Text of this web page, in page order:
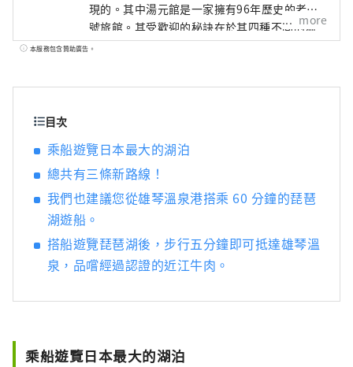
現的。其中湯元館是一家擁有96年歷史的老字
號旅館。其受歡迎的秘訣在於其四種不同的溫
泉，包括位於 11 樓可以俯瞰琵琶湖的露天浴池
可以感受到大自然的溫暖和日本文化。
more
本服務包含贊助廣告。
目次
乘船遊覽日本最大的湖泊
總共有三條新路線！
我們也建議您從雄琴溫泉港搭乘 60 分鐘的琵琶
湖遊船。
搭船遊覽琵琶湖後，步行五分鐘即可抵達雄琴溫
泉，品嚐經過認證的近江牛肉。
乘船遊覽日本最大的湖泊